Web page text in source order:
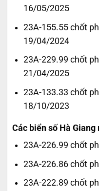
16/05/2025
23A-155.55 chốt
19/04/2024
23A-229.99 chốt
21/04/2025
23A-133.33 chốt
18/10/2023
Các biển số Hà
23A-226.99 chốt
23A-226.86 chốt
23A-222.89 chốt